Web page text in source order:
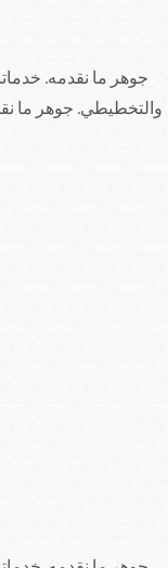
جوهر ما نقدمه.
والتخطيطي. جوهر ما